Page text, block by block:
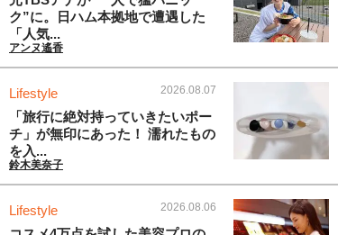
ク”に。日ハム本拠地で遭遇した
「人気...
アンヌ遙香
Lifestyle 2026.08.07
「旅行に絶対持っていきたいポー
チ」が無印にあった！ 濡れたもの
を入...
鈴木美奈子
Lifestyle 2026.08.06